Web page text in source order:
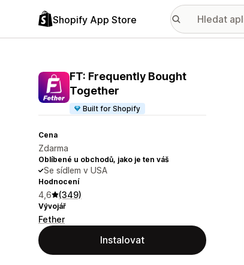
Shopify App Store
FT: Frequently Bought
Together
Built for Shopify
Cena
Zdarma
Oblíbené u obchodů, jako je ten váš
Se sídlem v USA
Hodnocení
4,6 (349)
Vývojář
Fether
Instalovat